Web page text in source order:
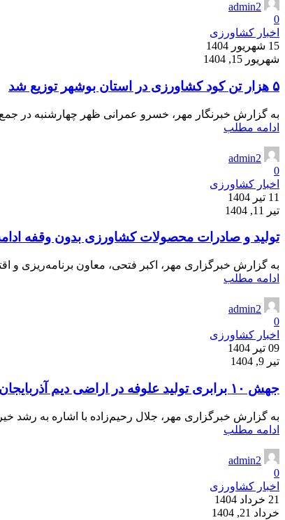
admin2
0
اخبار کشاورزی
15 شهریور 1404
شهریور 15, 1404
۵ هزار تن کود کشاورزی در استان بوشهر توزیع شد
به گزارش خبرنگار مهر، خسرو عمرانی ظهر چهارشنبه در جمع
ادامه مطلب
admin2
0
اخبار کشاورزی
11 تیر 1404
تیر 11, 1404
تولید و صادرات محصولات کشاورزی بدون وقفه
به گزارش خبرگزاری مهر، اکبر فتحی، معاون برنامه‌ریزی
ادامه مطلب
admin2
0
اخبار کشاورزی
09 تیر 1404
تیر 9, 1404
جهش ۱۰ برابری تولید علوفه در اراضی دیم آذربایجان شرقی
به گزارش خبرگزاری مهر، جلال رحیم‌زاده با اشاره به رشد
ادامه مطلب
admin2
0
اخبار کشاورزی
21 خرداد 1404
خرداد 21, 1404